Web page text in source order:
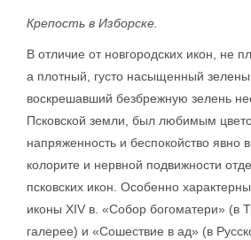
Крепость в Изборске.
В отличие от новгородских икон, не
а плотный, густо насыщенный
воскрешавший безбрежную зелень
Псковской земли, был любимым
напряженность и беспокойство явно
колорите и нервной подвижности
псковских икон. Особенно
иконы XIV в. «Собор богоматери» (в
галерее) и «Сошествие в ад» (в